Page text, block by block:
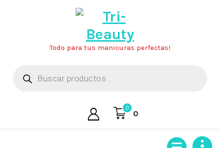
Todo para tus manicuras perfectas!
productos
0
0